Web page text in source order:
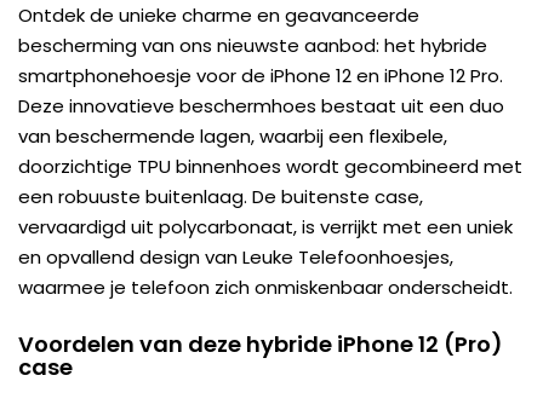
Ontdek de unieke charme en geavanceerde
bescherming van ons nieuwste aanbod: het hybride
smartphonehoesje voor de iPhone 12 en iPhone 12 Pro.
Deze innovatieve beschermhoes bestaat uit een duo
van beschermende lagen, waarbij een flexibele,
doorzichtige TPU binnenhoes wordt gecombineerd met
een robuuste buitenlaag. De buitenste case,
vervaardigd uit polycarbonaat, is verrijkt met een uniek
en opvallend design van Leuke Telefoonhoesjes,
waarmee je telefoon zich onmiskenbaar onderscheidt.
Voordelen van deze hybride iPhone 12 (Pro)
case